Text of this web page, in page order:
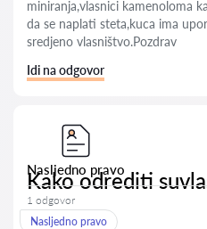
miniranja,vlasnici kamenoloma
da se naplati steta,kuca ima
sredjeno vlasništvo.Pozdrav
Idi na odgovor
Nasljedno pravo
Kako odrediti
1 odgovor
Nasljedno pravo